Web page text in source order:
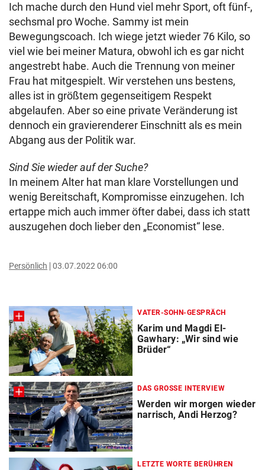
Ich mache durch den Hund viel mehr Sport, oft fünf-,
sechsmal pro Woche. Sammy ist mein
Bewegungscoach. Ich wiege jetzt wieder 76 Kilo, so
viel wie bei meiner Matura, obwohl ich es gar nicht
angestrebt habe. Auch die Trennung von meiner
Frau hat mitgespielt. Wir verstehen uns bestens,
alles ist in größtem gegenseitigem Respekt
abgelaufen. Aber so eine private Veränderung ist
dennoch ein gravierenderer Einschnitt als es mein
Abgang aus der Politik war.
Sind Sie wieder auf der Suche?
In meinem Alter hat man klare Vorstellungen und
wenig Bereitschaft, Kompromisse einzugehen. Ich
ertappe mich auch immer öfter dabei, dass ich statt
auszugehen doch lieber den „Economist“ lese.
Persönlich 03.07.2022 06:00
VATER-SOHN-GESPRÄCH
Karim und Magdi El-
Gawhary: „Wir sind wie
Brüder“
DAS GROSSE INTERVIEW
Werden wir morgen wieder
narrisch, Andi Herzog?
LETZTE WORTE BERÜHREN